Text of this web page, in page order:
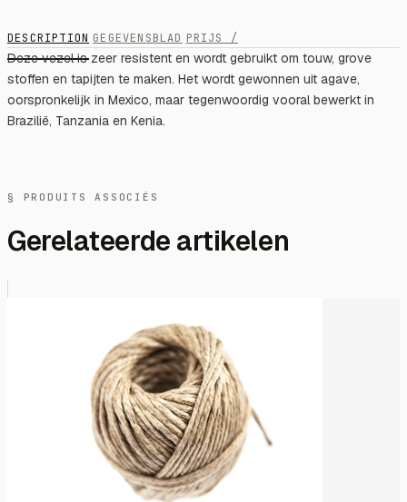
DESCRIPTION GEGEVENSBLAD PRIJS /
Deze vezel is zeer resistent en wordt gebruikt om touw, grove
stoffen en tapijten te maken. Het wordt gewonnen uit agave,
oorspronkelijk in Mexico, maar tegenwoordig vooral bewerkt in
Brazilië, Tanzania en Kenia.
§ PRODUITS ASSOCIÉS
Gerelateerde artikelen